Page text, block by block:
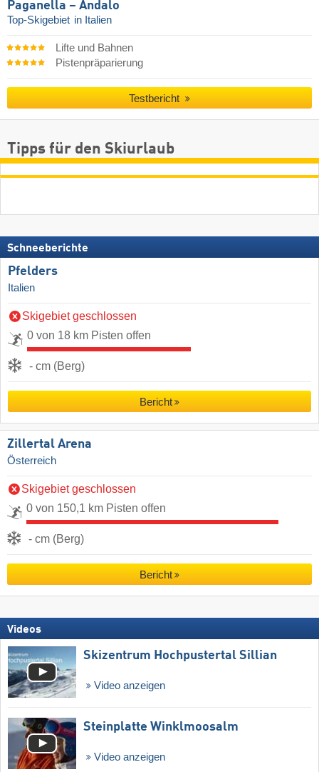
Paganella – Andalo
Top-Skigebiet in Italien
Lifte und Bahnen
Pistenpräparierung
Testbericht
Tipps für den Skiurlaub
Schneeberichte
Pfelders
Italien
Skigebiet geschlossen
0 von 18 km Pisten offen
- cm (Berg)
Bericht
Zillertal Arena
Österreich
Skigebiet geschlossen
0 von 150,1 km Pisten offen
- cm (Berg)
Bericht
Videos
Skizentrum Hochpustertal Sillian
Video anzeigen
Steinplatte Winklmoosalm
Video anzeigen